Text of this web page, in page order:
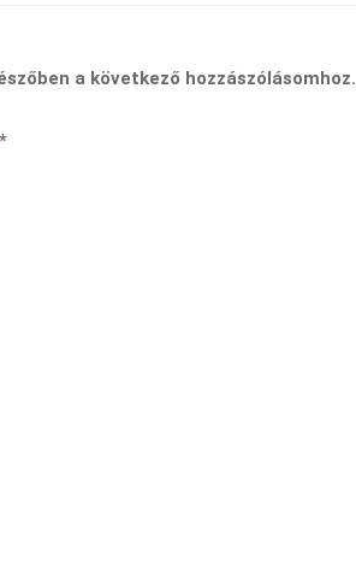
a következő hozzászólásomhoz.
*